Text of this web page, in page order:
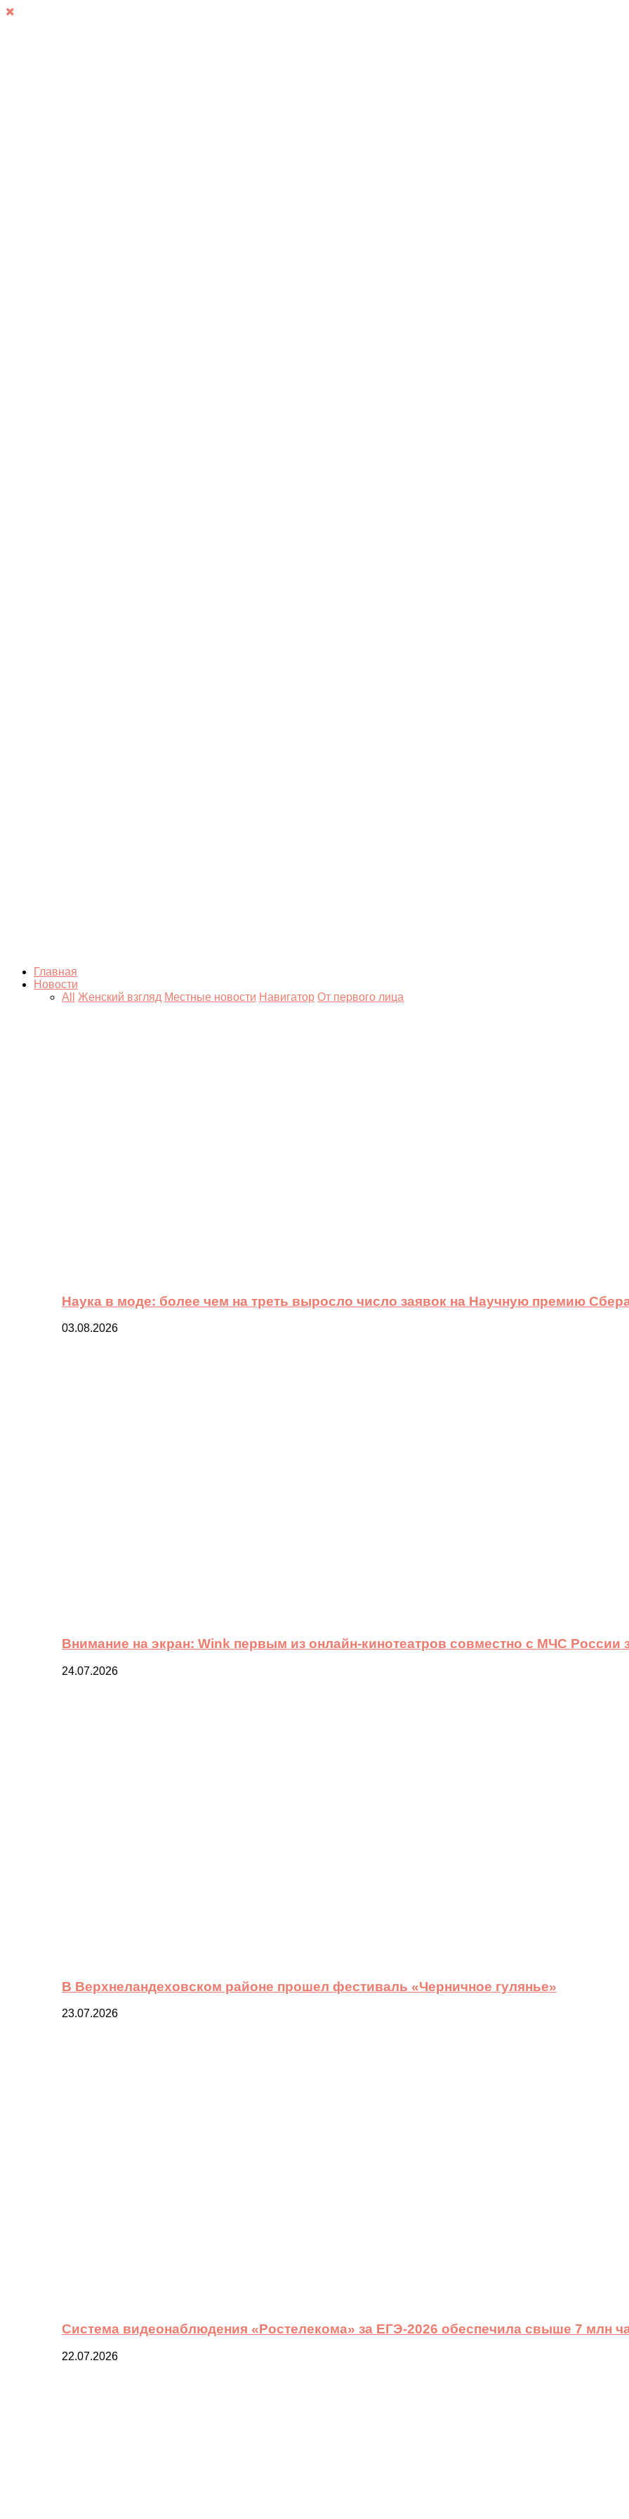
Главная
Новости
All
Женский взгляд Местные новости Навигатор От первого лица
Наука в моде: более чем на треть выросло число заявок на Научную премию
03.08.2026
Внимание на экран: Wink первым из онлайн-кинотеатров совместно с МЧС России
24.07.2026
В Верхнеландеховском районе прошел фестиваль «Черничное гулянье»
23.07.2026
Система видеонаблюдения «Ростелекома» за ЕГЭ-2026 обеспечила свыше 7 млн
22.07.2026